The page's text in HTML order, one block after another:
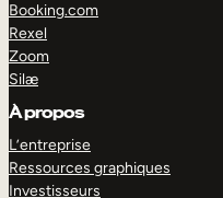
Booking.com
Rexel
Zoom
Silæ
À propos
L’entreprise
Ressources graphiques
Investisseurs